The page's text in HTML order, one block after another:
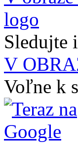
Sledujte
V
Voľne k